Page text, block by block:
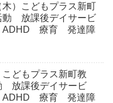
木）こどもプラス新町
放課後デイサービ
療育 発達障
こどもプラス新町教
放課後デイサービ
療育 発達障